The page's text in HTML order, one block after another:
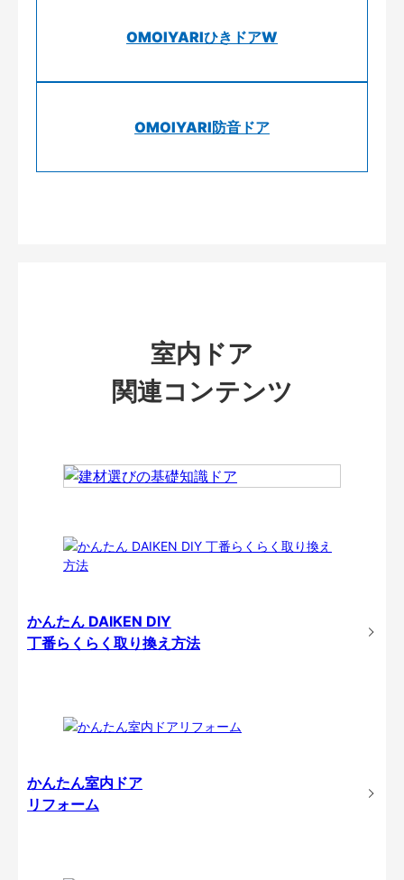
OMOIYARIひきドアW
OMOIYARI防音ドア
室内ドア
関連コンテンツ
かんたん DAIKEN DIY
丁番らくらく取り換え方法
かんたん室内ドア
リフォーム